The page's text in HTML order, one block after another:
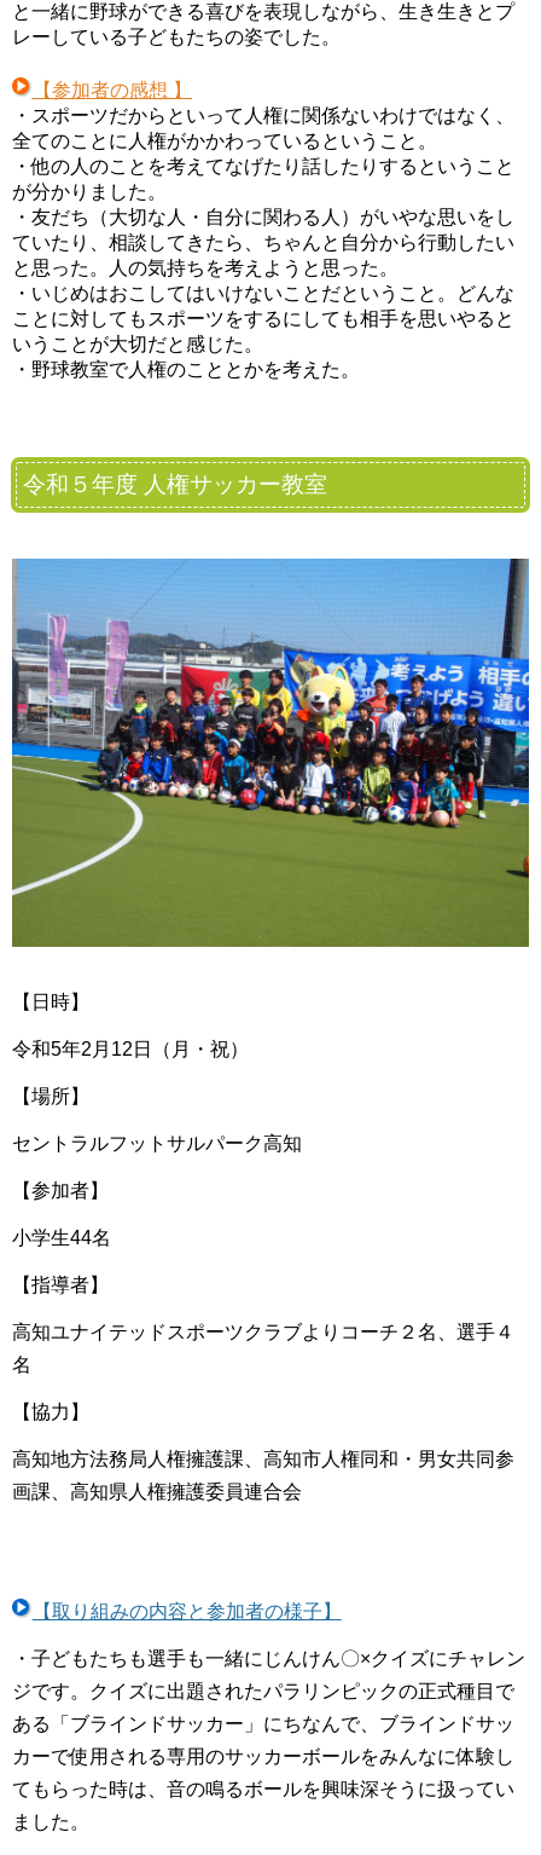
と一緒に野球ができる喜びを表現しながら、生き生きとプ
レーしている子どもたちの姿でした。
【参加者の感想 】
・スポーツだからといって人権に関係ないわけではなく、
全てのことに人権がかかわっているということ。
・他の人のことを考えてなげたり話したりするということ
が分かりました。
・友だち（大切な人・自分に関わる人）がいやな思いをし
ていたり、相談してきたら、ちゃんと自分から行動したい
と思った。人の気持ちを考えようと思った。
・いじめはおこしてはいけないことだということ。どんな
ことに対してもスポーツをするにしても相手を思いやると
いうことが大切だと感じた。
・野球教室で人権のこととかを考えた。
令和５年度 人権サッカー教室
【日時】
令和5年2月12日（月・祝）
【場所】
セントラルフットサルパーク高知
【参加者】
小学生44名
【指導者】
高知ユナイテッドスポーツクラブよりコーチ２名、選手４
名
【協力】
高知地方法務局人権擁護課、高知市人権同和・男女共同参
画課、高知県人権擁護委員連合会
【取り組みの内容と参加者の様子】
・子どもたちも選手も一緒にじんけん〇×クイズにチャレン
ジです。クイズに出題されたパラリンピックの正式種目で
ある「ブラインドサッカー」にちなんで、ブラインドサッ
カーで使用される専用のサッカーボールをみんなに体験し
てもらった時は、音の鳴るボールを興味深そうに扱ってい
ました。